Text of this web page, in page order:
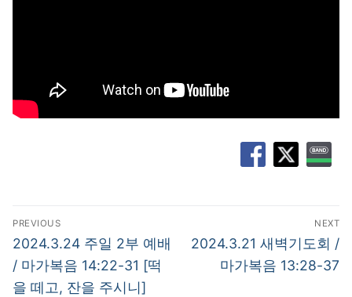
글
탐
색
PREVIOUS
Previous
post:
2024.3.24 주일 2부 예배
/ 마가복음 14:22-31 [떡
을 떼고, 잔을 주시니]
NEXT
Next
2024.3.21 새벽기도회 /
마가복음 13:28-37